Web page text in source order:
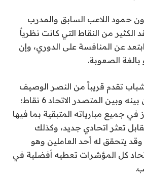
حمود اللاعب السابق والمدرب
الكثير من النقاط التي كانت نظرياً
عن المنافسة على الدوري، وإن
الصعوبة.
تقدم قريباً من النصر الوصيف
بفارق ثلاث نقاط، لكن بينه وبين المتصدر الاتحاد 6 نقاط؛
في جميع مبارياته المتبقية بما فيها
تعثر اتحادي جديد، وكذلك
يتحقق له أحد العاملين وهو
كل المؤشرات تعطيه أفضلية في